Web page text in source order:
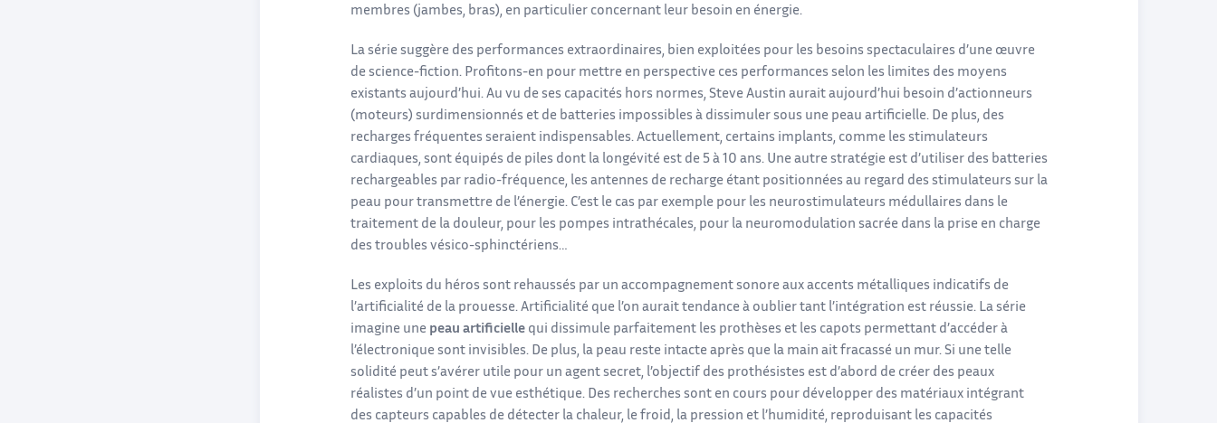
membres (jambes, bras), en particulier concernant leur besoin en énergie.
La série suggère des performances extraordinaires, bien exploitées pour les besoins spectaculaires d’une œuvre
de science-fiction. Profitons-en pour mettre en perspective ces performances selon les limites des moyens
existants aujourd’hui. Au vu de ses capacités hors normes, Steve Austin aurait aujourd’hui besoin d’actionneurs
(moteurs) surdimensionnés et de batteries impossibles à dissimuler sous une peau artificielle. De plus, des
recharges fréquentes seraient indispensables. Actuellement, certains implants, comme les stimulateurs
cardiaques, sont équipés de piles dont la longévité est de 5 à 10 ans. Une autre stratégie est d’utiliser des batteries
rechargeables par radio-fréquence, les antennes de recharge étant positionnées au regard des stimulateurs sur la
peau pour transmettre de l’énergie. C’est le cas par exemple pour les neurostimulateurs médullaires dans le
traitement de la douleur, pour les pompes intrathécales, pour la neuromodulation sacrée dans la prise en charge
des troubles vésico-sphinctériens…
Les exploits du héros sont rehaussés par un accompagnement sonore aux accents métalliques indicatifs de
l’artificialité de la prouesse. Artificialité que l’on aurait tendance à oublier tant l’intégration est réussie. La série
imagine une peau artificielle qui dissimule parfaitement les prothèses et les capots permettant d’accéder à
l’électronique sont invisibles. De plus, la peau reste intacte après que la main ait fracassé un mur. Si une telle
solidité peut s’avérer utile pour un agent secret, l’objectif des prothésistes est d’abord de créer des peaux
réalistes d’un point de vue esthétique. Des recherches sont en cours pour développer des matériaux intégrant
des capteurs capables de détecter la chaleur, le froid, la pression et l’humidité, reproduisant les capacités